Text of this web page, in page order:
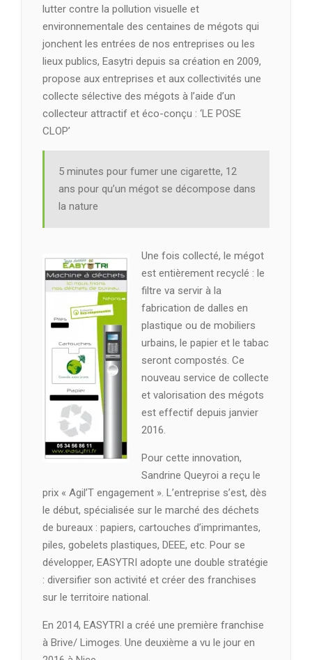
lutter contre la pollution visuelle et
environnementale des centaines de mégots qui
jonchent les entrées de nos entreprises ou les
lieux publics, Easytri depuis sa création en 2009,
propose aux entreprises et aux collectivités une
collecte sélective des mégots à l’aide d’un
collecteur attractif et éco-conçu : ‘LE POSE
CLOP’
5 minutes pour fumer une cigarette, 12
ans pour qu’un mégot se décompose dans
la nature
Une fois collecté, le mégot
est entièrement recyclé : le
filtre va servir à la
fabrication de dalles en
plastique ou de mobiliers
urbains, le papier et le tabac
seront compostés. Ce
nouveau service de collecte
et valorisation des mégots
est effectif depuis janvier
2016.
Pour cette innovation,
Sandrine Queyroi a reçu le
prix « Agil’T engagement ». L’entreprise s’est, dès
le début, spécialisée sur le marché des déchets
de bureaux : papiers, cartouches d’imprimantes,
piles, gobelets plastiques, DEEE, etc. Pour se
développer, EASYTRI adopte une double stratégie
: diversifier son activité et créer des franchises
sur le territoire national.
En 2014, EASYTRI a créé une première franchise
à Brive/ Limoges. Une deuxième a vu le jour en